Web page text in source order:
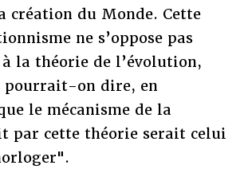
création du Monde. Cette
ne s’oppose pas
la théorie de l’évolution,
pourrait-on dire, en
le mécanisme de la
par cette théorie serait celui